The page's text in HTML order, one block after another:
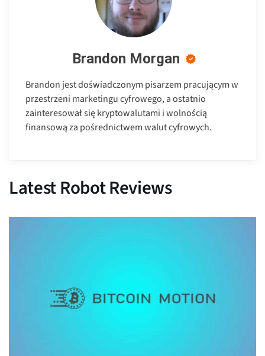
Brandon Morgan
Brandon jest doświadczonym pisarzem pracującym w
przestrzeni marketingu cyfrowego, a ostatnio
zainteresował się kryptowalutami i wolnością
finansową za pośrednictwem walut cyfrowych.
Latest Robot Reviews